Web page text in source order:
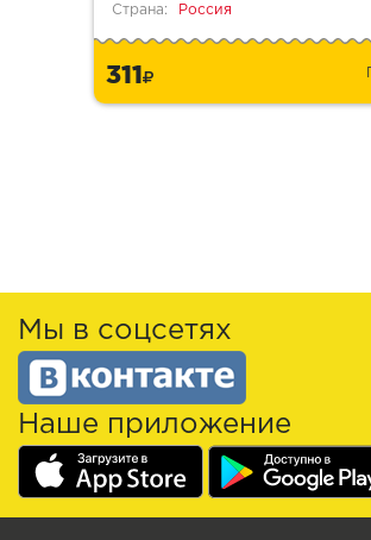
Страна:
Россия
311
Мы в соцсетях
Наше приложение